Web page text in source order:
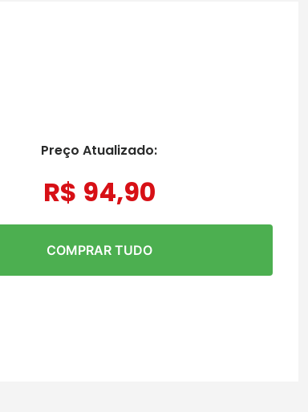
Preço Atualizado:
R$ 94,90
COMPRAR TUDO